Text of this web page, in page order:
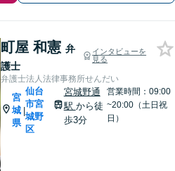
町屋 和憲 弁
護士
インタビューを
見る
弁護士法人法律事務所せんだい
宮
城
県
|
仙台
市宮
城野
区
宮城野通
駅 から徒
歩3分
営業時間：09:00
~20:00（土日祝
日）